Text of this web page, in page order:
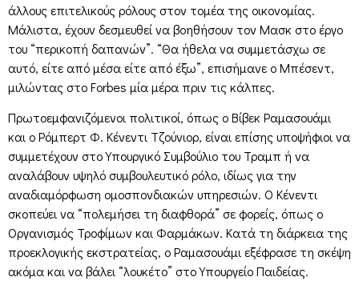
άλλους επιτελικούς ρόλους στον τομέα της οικονομίας.
Μάλιστα, έχουν δεσμευθεί να βοηθήσουν τον Μασκ στο έργο
του “περικοπή δαπανών”. “Θα ήθελα να συμμετάσχω σε
αυτό, είτε από μέσα είτε από έξω”, επισήμανε ο Μπέσεντ,
μιλώντας στο Forbes μία μέρα πριν τις κάλπες.
Πρωτοεμφανιζόμενοι πολιτικοί, όπως ο Βίβεκ Ραμασουάμι
και ο Ρόμπερτ Φ. Κένεντι Τζούνιορ, είναι επίσης υποψήφιοι να
συμμετέχουν στο Υπουργικό Συμβούλιο του Τραμπ ή να
αναλάβουν υψηλό συμβουλευτικό ρόλο, ιδίως για την
αναδιαμόρφωση ομοσπονδιακών υπηρεσιών. Ο Κένεντι
σκοπεύει να “πολεμήσει τη διαφθορά” σε φορείς, όπως ο
Οργανισμός Τροφίμων και Φαρμάκων. Κατά τη διάρκεια της
προεκλογικής εκστρατείας, ο Ραμασουάμι εξέφρασε τη σκέψη
ακόμα και να βάλει “λουκέτο” στο Υπουργείο Παιδείας.